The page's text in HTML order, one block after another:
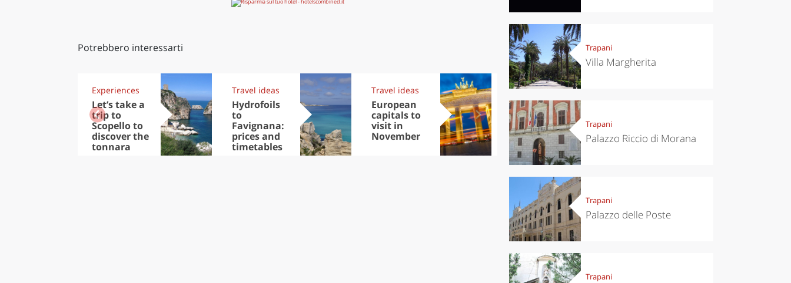
Potrebbero interessarti
Experiences
Let’s take a
trip to
Scopello to
discover the
tonnara
Travel ideas
Hydrofoils
to
Favignana:
prices and
timetables
Travel ideas
European
capitals to
visit in
November
Kitchen
Autumn in
Trentino:
DOC apples,
wines,
cheeses and
Ciuìga
Trapani
Villa Margherita
Trapani
Palazzo Riccio di Morana
Trapani
Palazzo delle Poste
Trapani